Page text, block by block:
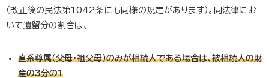
（改正後の民法第1042条にも同様の規定があります）。同法律にお
いて遺留分の割合は、
直系尊属（父母・祖父母）のみが相続人である場合は、被相続人の財
産の3分の1